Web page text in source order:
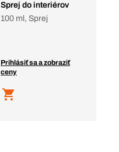
Sprej do interiérov
100 ml, Sprej
Prihlásiť sa a zobraziť
ceny